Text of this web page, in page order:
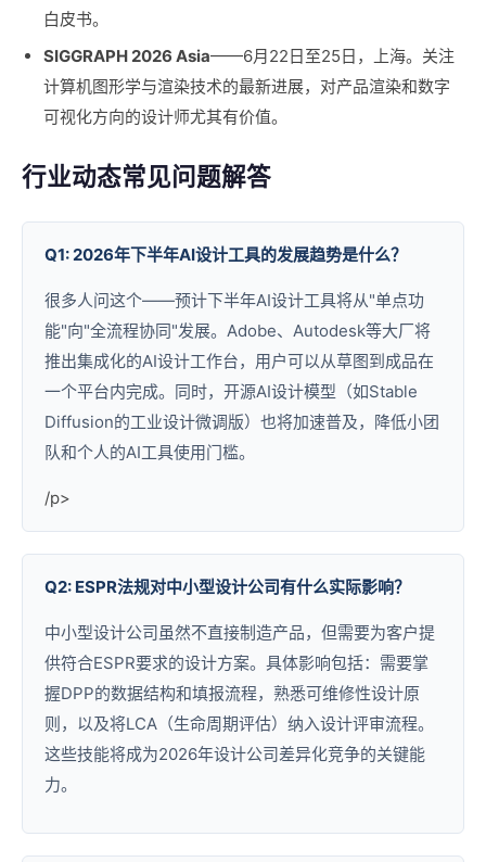
白皮书。
SIGGRAPH 2026 Asia——6月22日至25日，上海。关注
计算机图形学与渲染技术的最新进展，对产品渲染和数字
可视化方向的设计师尤其有价值。
行业动态常见问题解答
Q1: 2026年下半年AI设计工具的发展趋势是什么？
很多人问这个——预计下半年AI设计工具将从"单点功
能"向"全流程协同"发展。Adobe、Autodesk等大厂将
推出集成化的AI设计工作台，用户可以从草图到成品在
一个平台内完成。同时，开源AI设计模型（如Stable
Diffusion的工业设计微调版）也将加速普及，降低小团
队和个人的AI工具使用门槛。
/p>
Q2: ESPR法规对中小型设计公司有什么实际影响？
中小型设计公司虽然不直接制造产品，但需要为客户提
供符合ESPR要求的设计方案。具体影响包括：需要掌
握DPP的数据结构和填报流程，熟悉可维修性设计原
则，以及将LCA（生命周期评估）纳入设计评审流程。
这些技能将成为2026年设计公司差异化竞争的关键能
力。